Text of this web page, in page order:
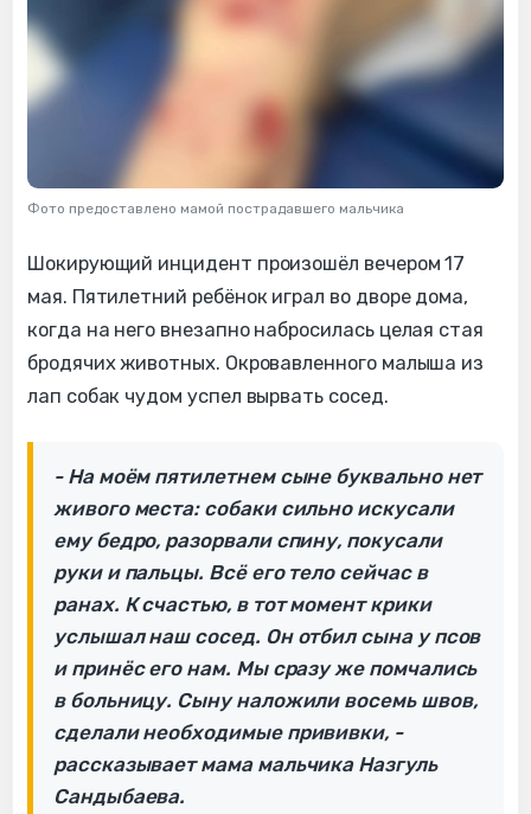
Фото предоставлено мамой пострадавшего мальчика
Шокирующий инцидент произошёл вечером 17
мая. Пятилетний ребёнок играл во дворе дома,
когда на него внезапно набросилась целая стая
бродячих животных. Окровавленного малыша из
лап собак чудом успел вырвать сосед.
- На моём пятилетнем сыне буквально нет
живого места: собаки сильно искусали
ему бедро, разорвали спину, покусали
руки и пальцы. Всё его тело сейчас в
ранах. К счастью, в тот момент крики
услышал наш сосед. Он отбил сына у псов
и принёс его нам. Мы сразу же помчались
в больницу. Сыну наложили восемь швов,
сделали необходимые прививки, -
рассказывает мама мальчика Назгуль
Сандыбаева.